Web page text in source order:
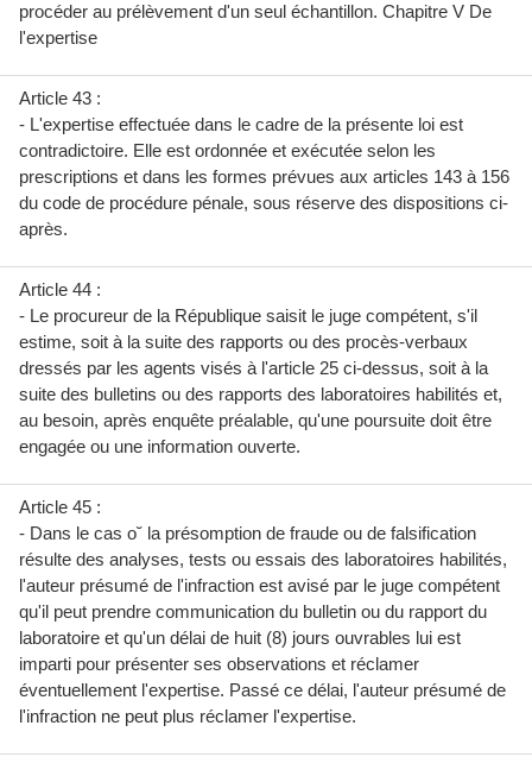
procéder au prélèvement d'un seul échantillon. Chapitre V De
l'expertise
Article 43 :
- L'expertise effectuée dans le cadre de la présente loi est
contradictoire. Elle est ordonnée et exécutée selon les
prescriptions et dans les formes prévues aux articles 143 à 156
du code de procédure pénale, sous réserve des dispositions ci-
après.
Article 44 :
- Le procureur de la République saisit le juge compétent, s'il
estime, soit à la suite des rapports ou des procès-verbaux
dressés par les agents visés à l'article 25 ci-dessus, soit à la
suite des bulletins ou des rapports des laboratoires habilités et,
au besoin, après enquête préalable, qu'une poursuite doit être
engagée ou une information ouverte.
Article 45 :
- Dans le cas o˘ la présomption de fraude ou de falsification
résulte des analyses, tests ou essais des laboratoires habilités,
l'auteur présumé de l'infraction est avisé par le juge compétent
qu'il peut prendre communication du bulletin ou du rapport du
laboratoire et qu'un délai de huit (8) jours ouvrables lui est
imparti pour présenter ses observations et réclamer
éventuellement l'expertise. Passé ce délai, l'auteur présumé de
l'infraction ne peut plus réclamer l'expertise.